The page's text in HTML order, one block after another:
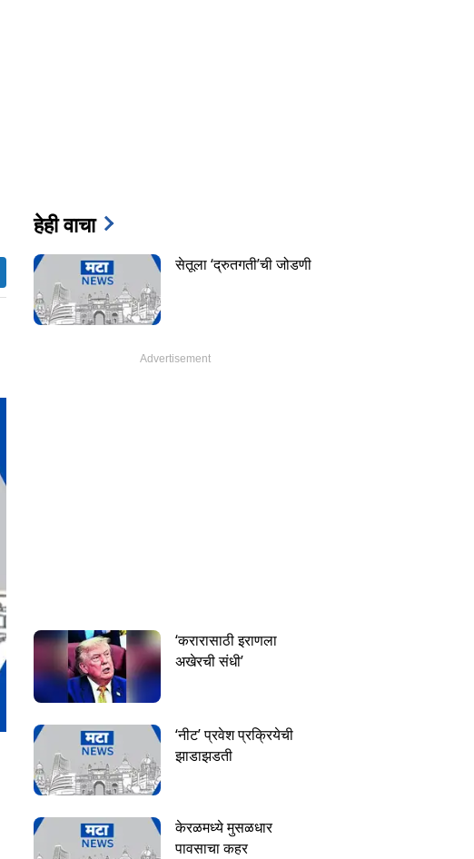
हेही वाचा
सेतूला ‘द्रुतगती’ची जोडणी
‘करारासाठी इराणला
अखेरची संधी’
‘नीट’ प्रवेश प्रक्रियेची
झाडाझडती
केरळमध्ये मुसळधार
पावसाचा कहर